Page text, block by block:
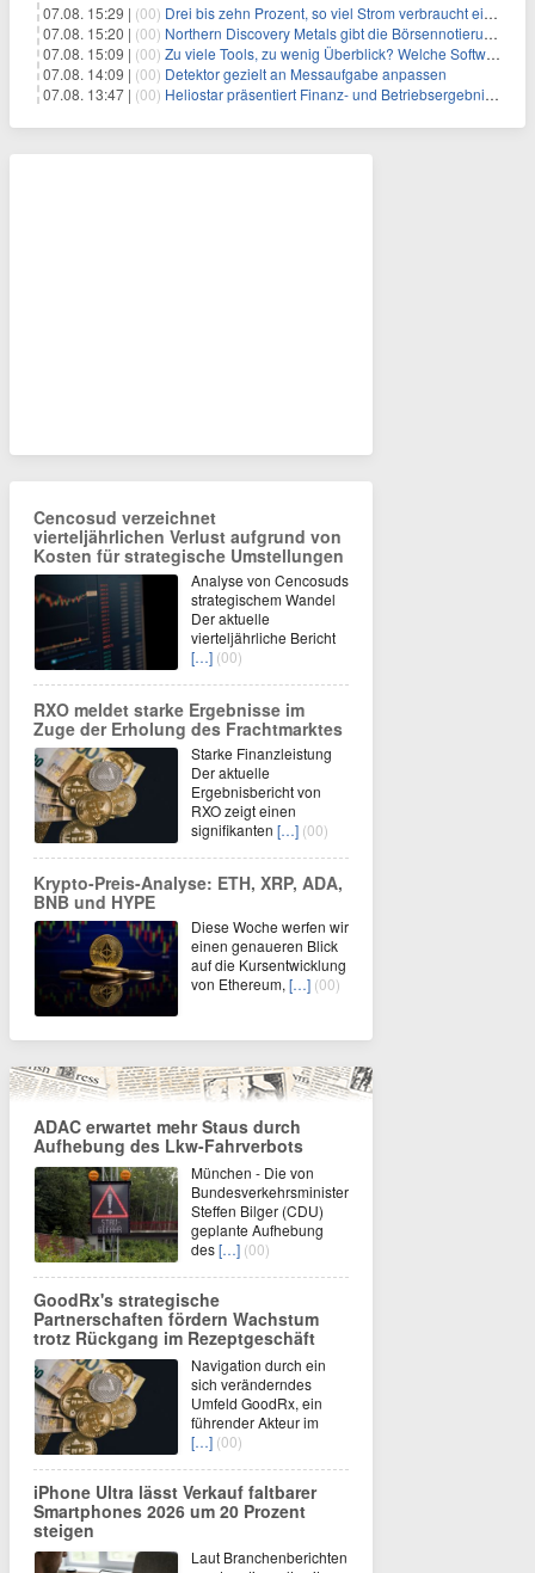
07.08. 15:29 | (00) Drei bis zehn Prozent, so viel Strom verbraucht ein Aufzug im Gebäude
07.08. 15:20 | (00) Northern Discovery Metals gibt die Börsennotierung an der Frankfurter Wertpapierbörse bekannt
07.08. 15:09 | (00) Zu viele Tools, zu wenig Überblick? Welche Software IT-Dienstleister wirklich brauchen
07.08. 14:09 | (00) Detektor gezielt an Messaufgabe anpassen
07.08. 13:47 | (00) Heliostar präsentiert Finanz- und Betriebsergebnis für das zweite Quartal 2026 mit Goldproduktion und Barreserven in Rekordhöhe
Cencosud verzeichnet
vierteljährlichen Verlust aufgrund von
Kosten für strategische Umstellungen
Analyse von Cencosuds
strategischem Wandel
Der aktuelle
vierteljährliche Bericht
[…] (00)
RXO meldet starke Ergebnisse im
Zuge der Erholung des Frachtmarktes
Starke Finanzleistung
Der aktuelle
Ergebnisbericht von
RXO zeigt einen
signifikanten […] (00)
Krypto-Preis-Analyse: ETH, XRP, ADA,
BNB und HYPE
Diese Woche werfen wir
einen genaueren Blick
auf die Kursentwicklung
von Ethereum, […] (00)
ADAC erwartet mehr Staus durch
Aufhebung des Lkw-Fahrverbots
München - Die von
Bundesverkehrsminister
Steffen Bilger (CDU)
geplante Aufhebung
des[…] (00)
GoodRx's strategische
Partnerschaften fördern Wachstum
trotz Rückgang im Rezeptgeschäft
Navigation durch ein
sich veränderndes
Umfeld GoodRx, ein
führender Akteur im
[…] (00)
iPhone Ultra lässt Verkauf faltbarer
Smartphones 2026 um 20 Prozent
steigen
Laut Branchenberichten